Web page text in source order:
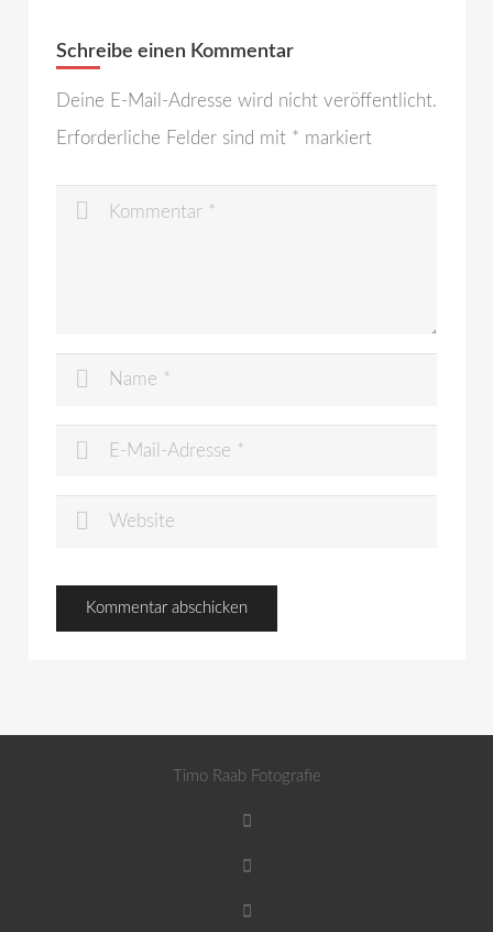
Schreibe einen Kommentar
Deine E-Mail-Adresse wird nicht veröffentlicht.
Erforderliche Felder sind mit * markiert
Timo Raab Fotografie